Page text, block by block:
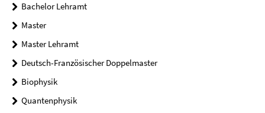
Bachelor Lehramt
Master
Master Lehramt
Deutsch-Französischer Doppelmaster
Biophysik
Quantenphysik